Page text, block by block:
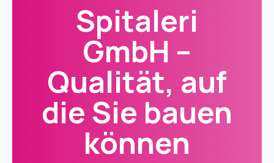
Spitaleri
GmbH –
Qualität, auf
die Sie bauen
können